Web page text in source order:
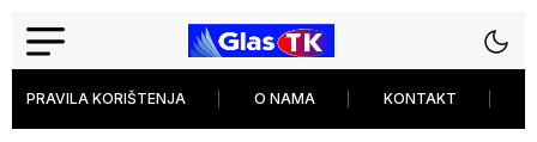
PRAVILA KORIŠTENJA O NAMA KONTAKT